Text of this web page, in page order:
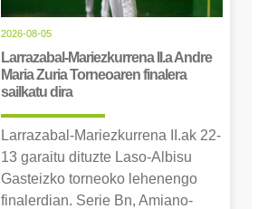
2026-08-05
Larrazabal-Mariezkurrena II.a Andre
Maria Zuria Torneoaren finalera
sailkatu dira
Larrazabal-Mariezkurrena II.ak 22-
13 garaitu dituzte Laso-Albisu
Gasteizko torneoko lehenengo
finalerdian. Serie Bn, Amiano-